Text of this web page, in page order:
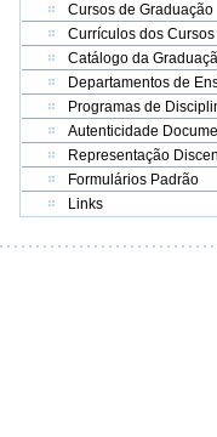
Cursos de Graduação
Currículos dos Cursos
Catálogo da
Departamentos de
Programas de
Autenticidade
Representação
Formulários Padrão
Links